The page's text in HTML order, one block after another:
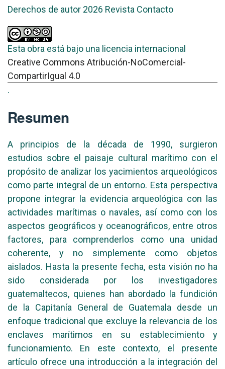
Derechos de autor 2026 Revista Contacto
Esta obra está bajo una licencia internacional
Creative Commons Atribución-NoComercial-
CompartirIgual 4.0
.
Resumen
A principios de la década de 1990, surgieron
estudios sobre el paisaje cultural marítimo con el
propósito de analizar los yacimientos arqueológicos
como parte integral de un entorno. Esta perspectiva
propone integrar la evidencia arqueológica con las
actividades marítimas o navales, así como con los
aspectos geográficos y oceanográficos, entre otros
factores, para comprenderlos como una unidad
coherente, y no simplemente como objetos
aislados. Hasta la presente fecha, esta visión no ha
sido considerada por los investigadores
guatemaltecos, quienes han abordado la fundición
de la Capitanía General de Guatemala desde un
enfoque tradicional que excluye la relevancia de los
enclaves marítimos en su establecimiento y
funcionamiento. En este contexto, el presente
artículo ofrece una introducción a la integración del